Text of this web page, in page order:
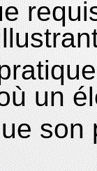
un
son